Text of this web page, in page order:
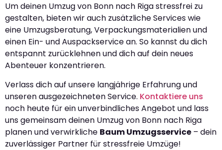
Um deinen Umzug von Bonn nach Riga stressfrei zu
gestalten, bieten wir auch zusätzliche Services wie
eine Umzugsberatung, Verpackungsmaterialien und
einen Ein- und Auspackservice an. So kannst du dich
entspannt zurücklehnen und dich auf dein neues
Abenteuer konzentrieren.
Verlass dich auf unsere langjährige Erfahrung und
unseren ausgezeichneten Service. Kontaktiere uns
noch heute für ein unverbindliches Angebot und lass
uns gemeinsam deinen Umzug von Bonn nach Riga
planen und verwirkliche Baum Umzugsservice – dein
zuverlässiger Partner für stressfreie Umzüge!